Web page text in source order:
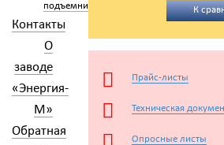
подъемники
Контакты
О
заводе
«Энергия-
М»
Обратная
К
Прайс-листы
Техническая
Опросные листы